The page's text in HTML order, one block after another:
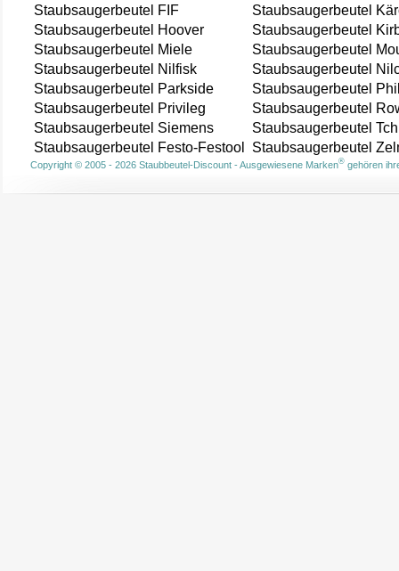
Staubsaugerbeutel FIF
Staubsaugerbeutel
Staubsaugerbeutel Hoover
Staubsaugerbeutel
Staubsaugerbeutel Miele
Staubsaugerbeutel
Staubsaugerbeutel Nilfisk
Staubsaugerbeutel
Staubsaugerbeutel Parkside
Staubsaugerbeutel
Staubsaugerbeutel Privileg
Staubsaugerbeutel
Staubsaugerbeutel Siemens
Staubsaugerbeutel
Staubsaugerbeutel Festo-Festool
Staubsaugerbeutel
Copyright © 2005 - 2026 Staubbeutel-Discount - Ausgewiesene Marken®gehören